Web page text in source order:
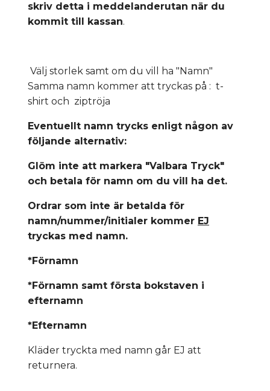
skriv detta i meddelanderutan när du
kommit till kassan.
Välj storlek samt om du vill ha "Namn"
Samma namn kommer att tryckas på : t-
shirt och ziptröja
Eventuellt namn trycks enligt någon av
följande alternativ:
Glöm inte att markera "Valbara Tryck"
och betala för namn om du vill ha det.
Ordrar som inte är betalda för
namn/nummer/initialer kommer EJ
tryckas med namn.
*Förnamn
*Förnamn samt första bokstaven i
efternamn
*Efternamn
Kläder tryckta med namn går EJ att
returnera.